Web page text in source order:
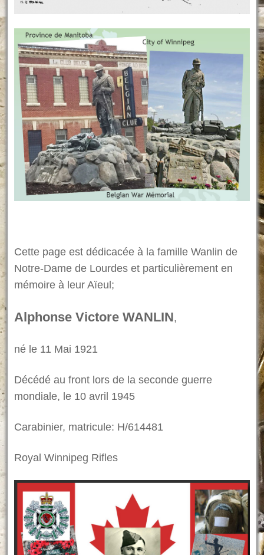
Cette page est dédicacée à la famille Wanlin de
Notre-Dame de Lourdes et particulièrement en
mémoire à leur Aïeul;
Alphonse Victore WANLIN,
né le 11 Mai 1921
Décédé au front lors de la seconde guerre
mondiale, le 10 avril 1945
Carabinier, matricule: H/614481
Royal Winnipeg Rifles